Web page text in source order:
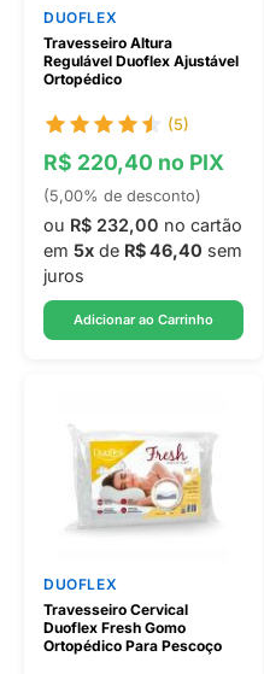
DUOFLEX
Travesseiro Altura
Regulável Duoflex Ajustável
Ortopédico
(5)
R$ 220,40 no PIX
(5,00% de desconto)
ou R$ 232,00 no cartão
em 5x de R$ 46,40 sem
juros
Adicionar ao Carrinho
DUOFLEX
Travesseiro Cervical
Duoflex Fresh Gomo
Ortopédico Para Pescoço